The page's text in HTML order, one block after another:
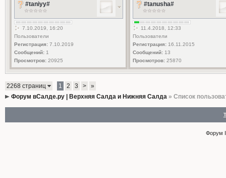
#taniyy#
7.10.2019, 16:20
Пользователи
Регистрация:7.10.2019
Сообщений:1
Просмотров:20925
#tanusha#
11.4.2018, 12:33
Пользователи
Регистрация:16.11.2015
Сообщений:13
Просмотров:25870
2268 страниц 1 2 3 >
»
Форум вСалде.ру | Верхняя Салда и Нижняя Салда» Список
Форум